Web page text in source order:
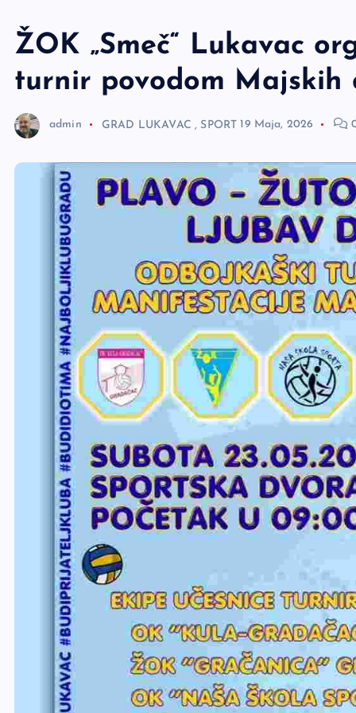
ŽOK „Smeč“ Lukavac
turnir povodom Majskih
admin GRAD LUKAVAC , SPORT 19 Maja, 2026